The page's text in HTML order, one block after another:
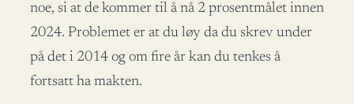
noe, si at de kommer til å nå 2 prosentmålet innen
2024. Problemet er at du løy da du skrev under
på det i 2014 og om fire år kan du tenkes å
fortsatt ha makten.